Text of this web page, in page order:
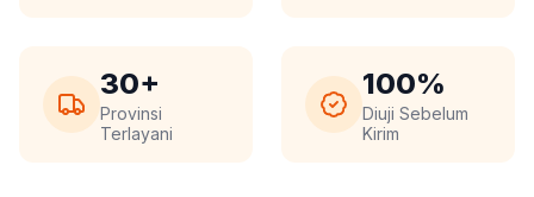
30+
Provinsi
Terlayani
100%
Diuji Sebelum
Kirim